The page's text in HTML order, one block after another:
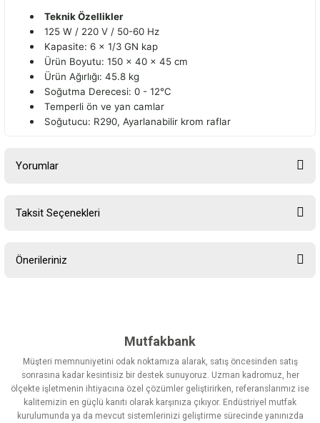
Teknik Özellikler
125 W / 220 V / 50-60 Hz
Kapasite: 6 × 1/3 GN kap
Ürün Boyutu: 150 x 40 x 45 cm
Ürün Ağırlığı: 45.8 kg
Soğutma Derecesi: 0 - 12℃
Temperli ön ve yan camlar
Soğutucu: R290, Ayarlanabilir krom raflar
Yorumlar
Taksit Seçenekleri
Önerileriniz
Görüş ve önerileriniz için teşekkür ederiz.
Ürün resmi kalitesiz, bozuk veya görüntülenemiyor.
Ürün açıklamasında eksik bilgiler bulunuyor.
Ürün bilgilerinde hatalar bulunuyor.
Mutfakbank
Müşteri memnuniyetini odak noktamıza alarak, satış öncesinden satış
sonrasına kadar kesintisiz bir destek sunuyoruz. Uzman kadromuz, her
ölçekte işletmenin ihtiyacına özel çözümler geliştirirken, referanslarımız ise
kalitemizin en güçlü kanıtı olarak karşınıza çıkıyor. Endüstriyel mutfak
kurulumunda ya da mevcut sistemlerinizi geliştirme sürecinde yanınızda